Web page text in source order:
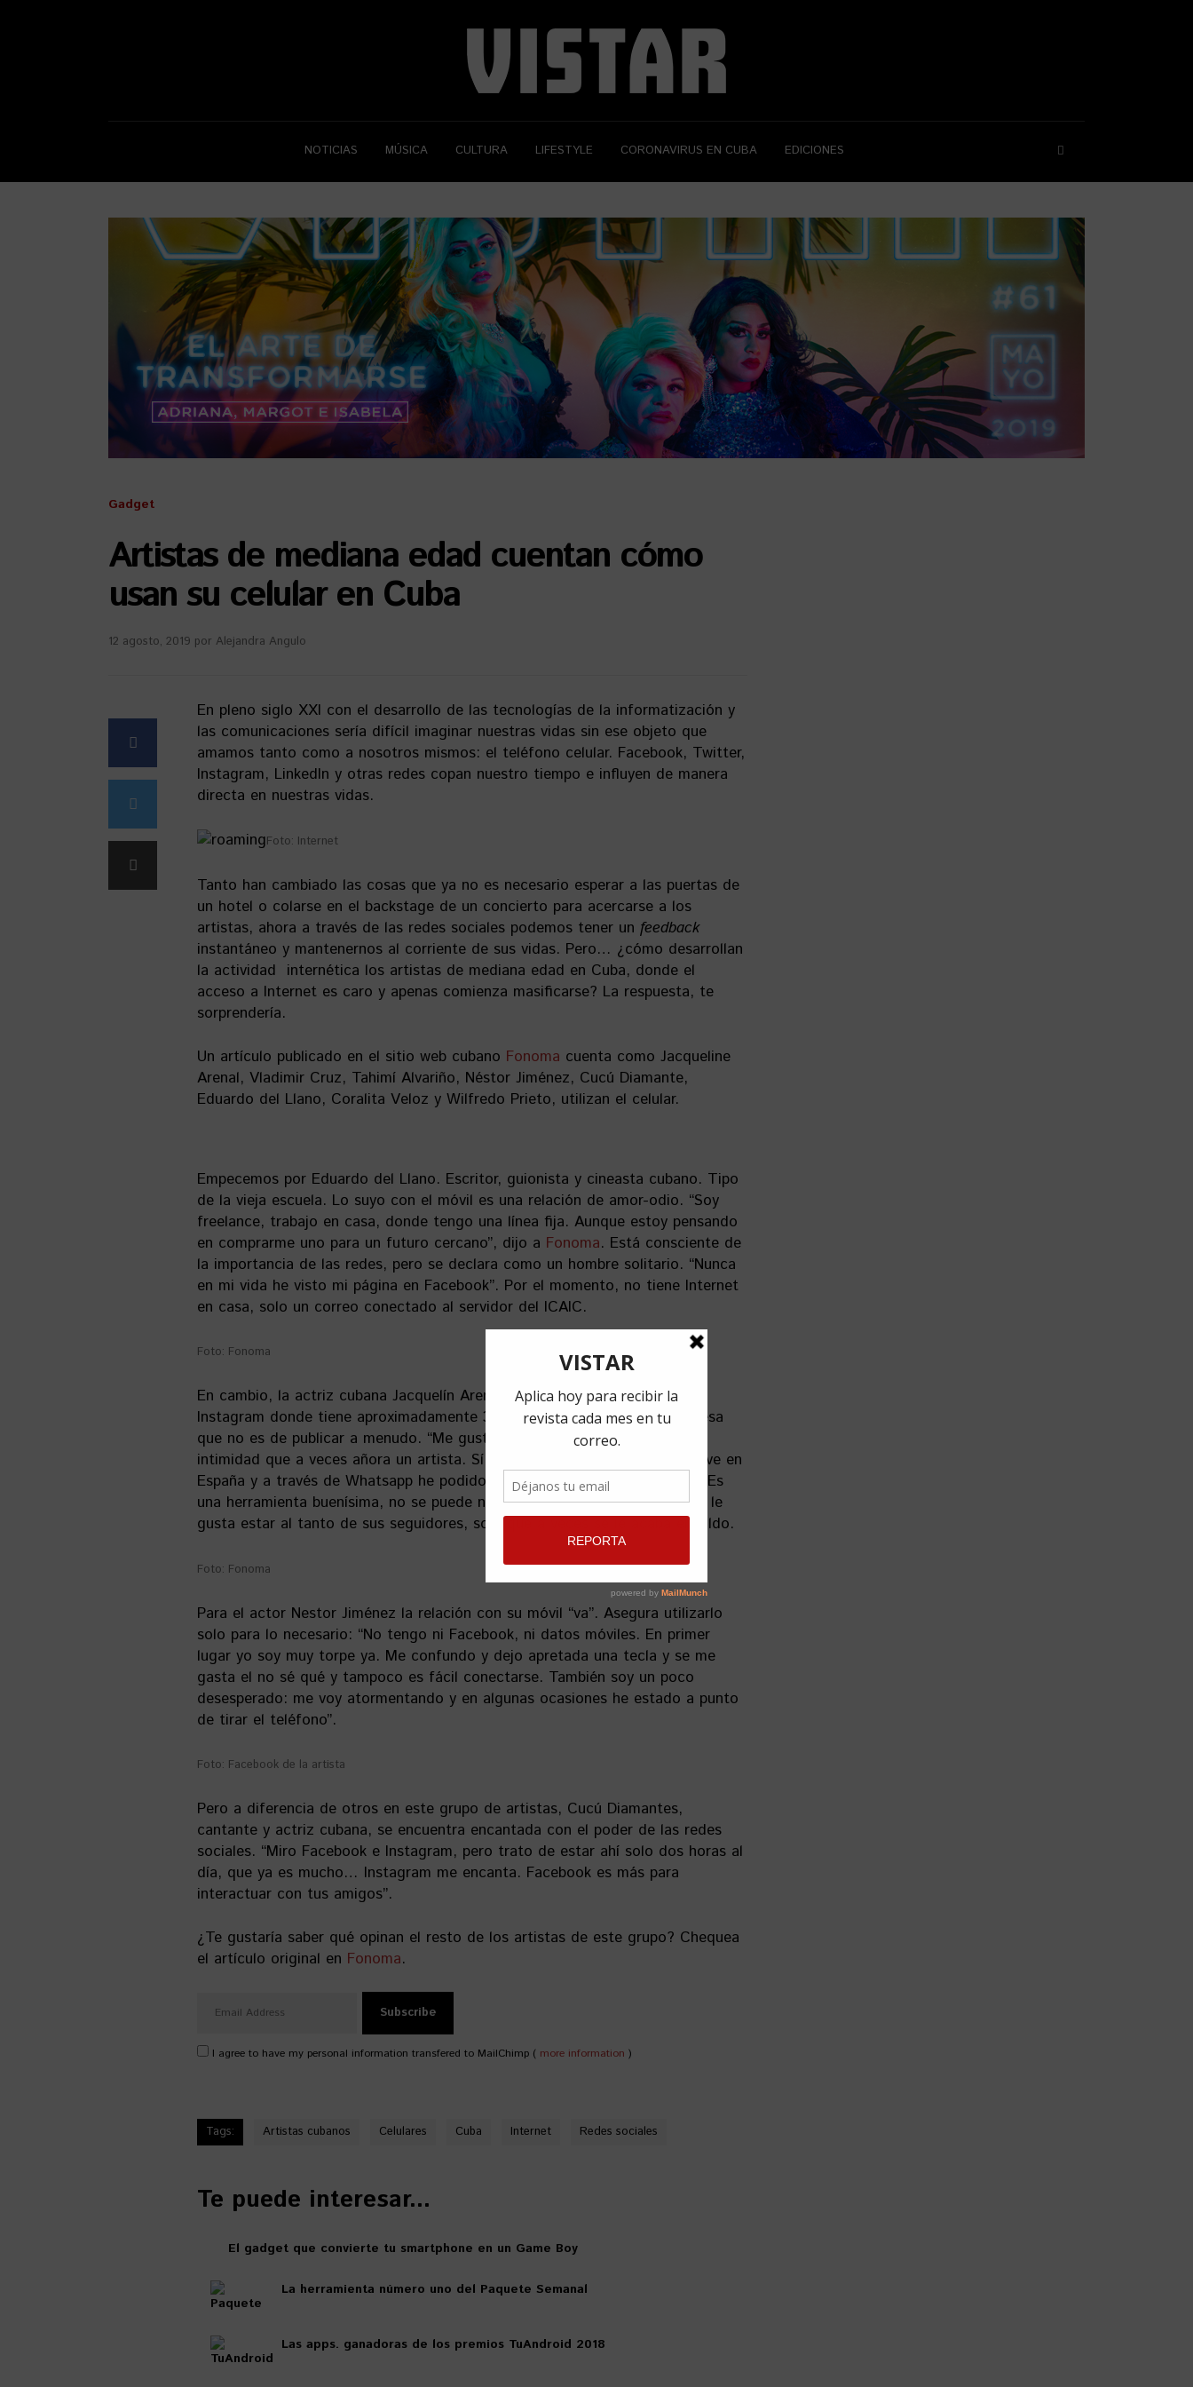
NOTICIAS MÚSICA CULTURA LIFESTYLE CORONAVIRUS EN CUBA EDICIONES
Gadget
Artistas de mediana edad cuentan cómo
usan su celular en Cuba
12 agosto, 2019 por Alejandra Angulo
En pleno siglo XXI con el desarrollo de las tecnologías de la informatización y
las comunicaciones sería difícil imaginar nuestras vidas sin ese objeto que
amamos tanto como a nosotros mismos: el teléfono celular. Facebook, Twitter,
Instagram, LinkedIn y otras redes copan nuestro tiempo e influyen de manera
directa en nuestras vidas.
Foto: Internet
Tanto han cambiado las cosas que ya no es necesario esperar a las puertas de
un hotel o colarse en el backstage de un concierto para acercarse a los
artistas, ahora a través de las redes sociales podemos tener un feedback
instantáneo y mantenernos al corriente de sus vidas. Pero… ¿cómo desarrollan
la actividad internética los artistas de mediana edad en Cuba, donde el
acceso a Internet es caro y apenas comienza masificarse? La respuesta, te
sorprendería.
Un artículo publicado en el sitio web cubano Fonoma cuenta como Jacqueline
Arenal, Vladimir Cruz, Tahimí Alvariño, Néstor Jiménez, Cucú Diamante,
Eduardo del Llano, Coralita Veloz y Wilfredo Prieto, utilizan el celular.
Empecemos por Eduardo del Llano. Escritor, guionista y cineasta cubano. Tipo
de la vieja escuela. Lo suyo con el móvil es una relación de amor-odio. “Soy
freelance, trabajo en casa, donde tengo una línea fija. Aunque estoy pensando
en comprarme uno para un futuro cercano”, dijo a Fonoma. Está consciente de
la importancia de las redes, pero se declara como un hombre solitario. “Nunca
en mi vida he visto mi página en Facebook”. Por el momento, no tiene Internet
en casa, solo un correo conectado al servidor del ICAIC.
Foto: Fonoma
En cambio, la actriz cubana Jacquelín Arenal es todo un fenómeno en
Instagram donde tiene aproximadamente 30 mil seguidores, aunque confiesa
que no es de publicar a menudo. “Me gusta conservar ese pedacito de
intimidad que a veces añora un artista. Sí las uso mucho porque mi hija vive en
España y a través de Whatsapp he podido comunicarme a diario con ella. Es
una herramienta buenísima, no se puede negar”, explicó a Fonoma. Eso sí, le
gusta estar al tanto de sus seguidores, solo que a veces se le acaba el saldo.
Foto: Fonoma
Para el actor Nestor Jiménez la relación con su móvil “va”. Asegura utilizarlo
solo para lo necesario: “No tengo ni Facebook, ni datos móviles. En primer
lugar yo soy muy torpe ya. Me confundo y dejo apretada una tecla y se me
gasta el no sé qué y tampoco es fácil conectarse. También soy un poco
desesperado: me voy atormentando y en algunas ocasiones he estado a punto
de tirar el teléfono”.
Foto: Facebook de la artista
Pero a diferencia de otros en este grupo de artistas, Cucú Diamantes,
cantante y actriz cubana, se encuentra encantada con el poder de las redes
sociales. “Miro Facebook e Instagram, pero trato de estar ahí solo dos horas al
día, que ya es mucho… Instagram me encanta. Facebook es más para
interactuar con tus amigos”.
¿Te gustaría saber qué opinan el resto de los artistas de este grupo? Chequea
el artículo original en Fonoma.
I agree to have my personal information transfered to MailChimp ( more information )
Tags: Artistas cubanos Celulares Cuba Internet Redes sociales
Te puede interesar...
El gadget que convierte tu smartphone en un Game Boy
La herramienta número uno del Paquete Semanal
Las apps. ganadoras de los premios TuAndroid 2018